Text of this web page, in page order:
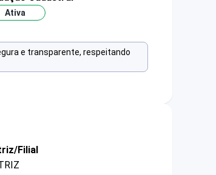
Ativa
e transparente, respeitando
Filial